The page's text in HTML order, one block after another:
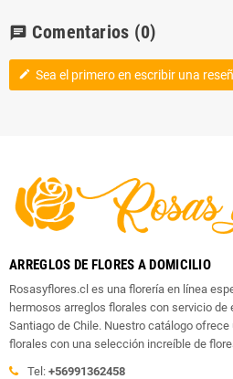
chat Comentarios (0)
edit Sea el primero en escribir una
ARREGLOS DE FLORES A DOMICILIO
Rosasyflores.cl es una florería en línea
hermosos arreglos florales con servicio de
Santiago de Chile. Nuestro catálogo
florales con una selección increíble de
Tel: +56991362458